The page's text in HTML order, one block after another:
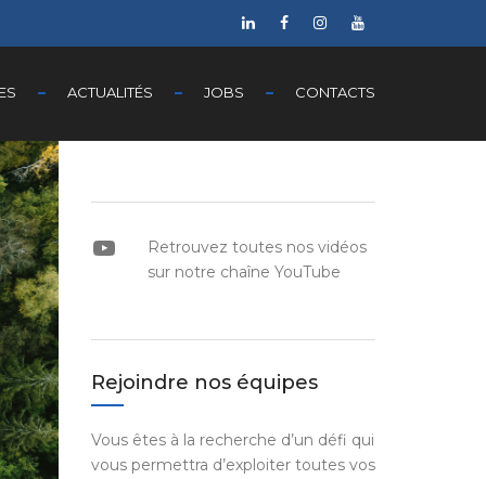
ACTUALITÉS JOBS CONTACTS
YouTube
Retrouvez toutes nos vidéos
sur notre chaîne YouTube
Rejoindre nos équipes
Vous êtes à la recherche d’un défi qui
vous permettra d’exploiter toutes vos